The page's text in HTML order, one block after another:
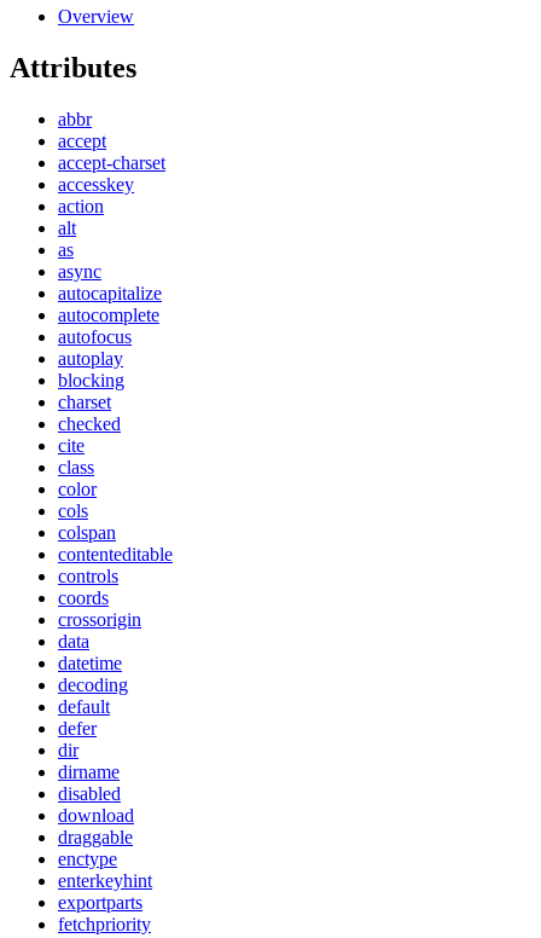
Overview
Attributes
abbr
accept
accept-charset
accesskey
action
alt
as
async
autocapitalize
autocomplete
autofocus
autoplay
blocking
charset
checked
cite
class
color
cols
colspan
contenteditable
controls
coords
crossorigin
data
datetime
decoding
default
defer
dir
dirname
disabled
download
draggable
enctype
enterkeyhint
exportparts
fetchpriority